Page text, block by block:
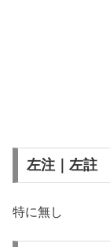
左注｜左註
特に無し